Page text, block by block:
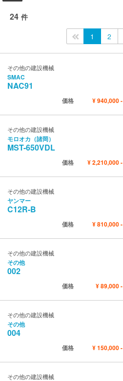
24 件
<<1 2
その他の建設機械
SMAC
NAC91
価格 ¥940,000-
その他の建設機械
モロオカ（諸岡）
MST-650VDL
価格 ¥2,210,000-
その他の建設機械
ヤンマー
C12R-B
価格 ¥810,000-
その他の建設機械
その他
002
価格 ¥89,000-
その他の建設機械
その他
004
価格 ¥150,000-
その他の建設機械